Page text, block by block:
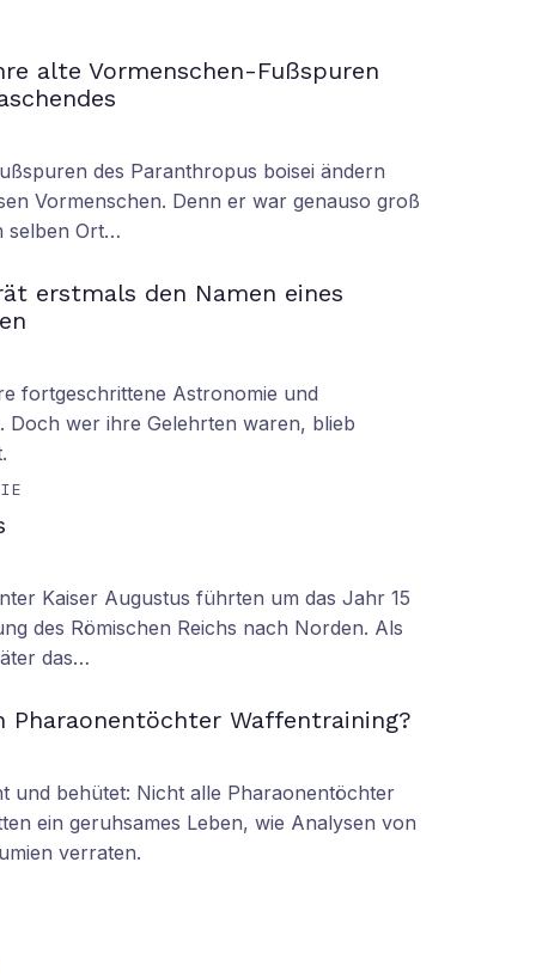
alte Vormenschen-Fußspuren
des Paranthropus boisei ändern
Vormenschen. Denn er war genauso groß
selben Ort…
erstmals den Namen eines
fortgeschrittene Astronomie und
Doch wer ihre Gelehrten waren, blieb
Kaiser Augustus führten um das Jahr 15
des Römischen Reichs nach Norden. Als
das…
Pharaonentöchter Waffentraining?
und behütet: Nicht alle Pharaonentöchter
ein geruhsames Leben, wie Analysen von
verraten.